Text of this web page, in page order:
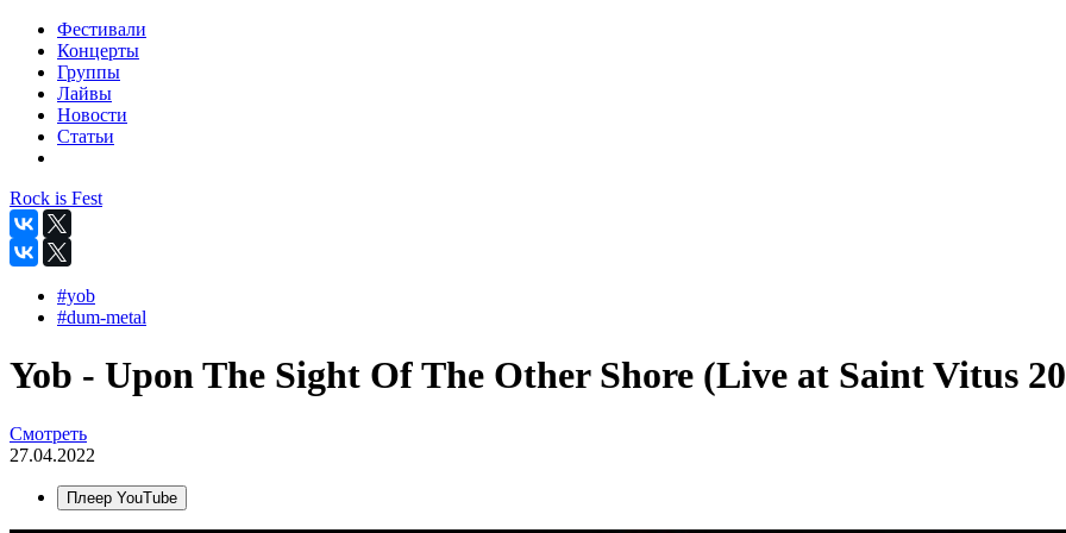
Фестивали
Концерты
Группы
Лайвы
Новости
Статьи
Rock is Fest
#yob
#dum-metal
Yob - Upon The Sight Of The Other Shore (Live at Saint Vitus
Смотреть
27.04.2022
Плеер YouTube